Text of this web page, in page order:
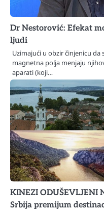
Dr Nestorović: Efekat
ljudi
Uzimajući u obzir činjenicu da
magnetna polja menjaju
aparati (koji…
KINEZI ODUŠEVLJENI
Srbija premijum